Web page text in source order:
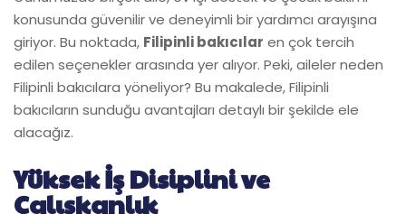
konusunda güvenilir ve deneyimli bir yardımcı arayışına
giriyor. Bu noktada, Filipinli bakıcılar en çok tercih
edilen seçenekler arasında yer alıyor. Peki, aileler neden
Filipinli bakıcılara yöneliyor? Bu makalede, Filipinli
bakıcıların sunduğu avantajları detaylı bir şekilde ele
alacağız.
Yüksek İş Disiplini ve
Çalışkanlık